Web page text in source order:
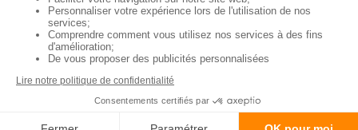
que la renégociation consiste à négocier de
meilleures conditions auprès de votre
organisme actuel.
Le rachat de crédit immobilier peut être
effectué par un locataire ou un propriétaire de